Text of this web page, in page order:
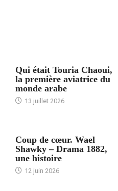
Qui était Touria Chaoui,
la première aviatrice du
monde arabe
13 juillet 2026
Coup de cœur. Wael
Shawky – Drama 1882,
une histoire
12 juin 2026